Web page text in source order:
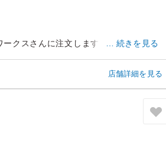
クスさんに注文します 体を作ってる
ジューシー系の味わいです 今のままで
ね
続きを見る
店舗詳細を見る